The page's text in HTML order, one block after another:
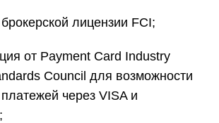
лицензии FCI;
от Payment Card Industry
Council для возможности
через VISA и